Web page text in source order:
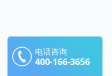
电话咨询
400-166-3656